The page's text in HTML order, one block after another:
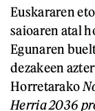
Euskararen
saioaren atal
Egunaren
dezakeen
Horretarako
Herria 2036